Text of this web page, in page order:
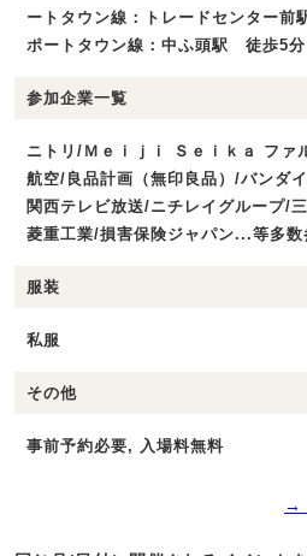
ートタウン線：トレードセンター
ポートタウン線：中ふ頭駅 徒歩5分
参加企業一覧
ニトリ/Ｍｅｉｊｉ Ｓｅｉｋａ ファ
航空/良品計画（無印良品）/バンダ
関西テレビ放送/ニチレイグループ/
菱重工業/損害保険ジャパン...等多数
服装
私服
その他
事前予約必要, 入場料無料
→